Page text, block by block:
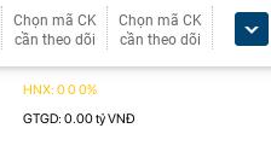
Chọn mã CK
cần theo dõi
Chọn mã CK
cần theo dõi